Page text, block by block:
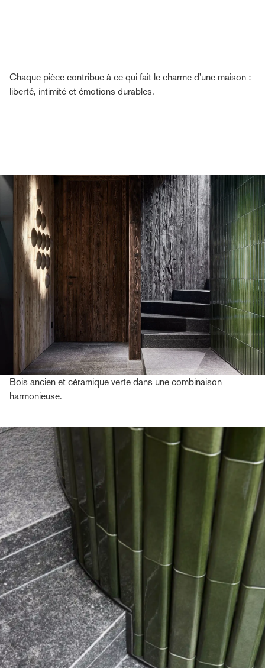
Chaque pièce contribue à ce qui fait le charme d'une maison :
liberté, intimité et émotions durables.
Bois ancien et céramique verte dans une combinaison
harmonieuse.